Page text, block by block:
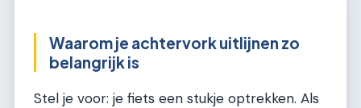
Waarom je achtervork uitlijnen zo
belangrijk is
Stel je voor: je fiets een stukje optrekken. Als